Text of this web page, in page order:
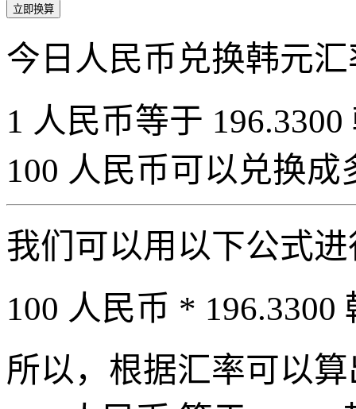
立即换算
今日人民币兑换韩元
1 人民币等于
100 人民币可以兑换成
我们可以用以下公式
100 人民币 * 196.3300
所以，根据汇率可以